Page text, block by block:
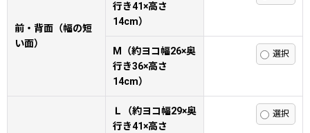
前・背面（幅の短
い面）
行き41×高さ
14cm）
M（約ヨコ幅26×奥
行き36×高さ
14cm）
Ｌ（約ヨコ幅29×奥
行き41×高さ